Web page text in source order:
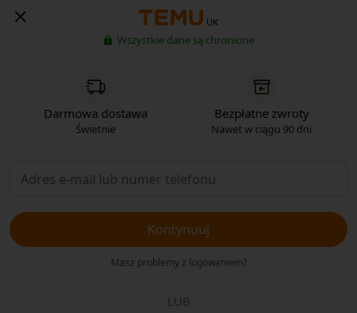
UK
Wszystkie dane są chronione
Darmowa dostawa
Świetnie
Bezpłatne zwroty
Nawet w ciągu 90 dni
Kontynuuj
Masz problemy z logowaniem?
LUB